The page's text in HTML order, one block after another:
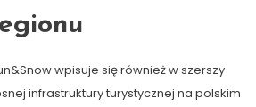
wpisuje się również w szerszy
infrastruktury turystycznej na polskim